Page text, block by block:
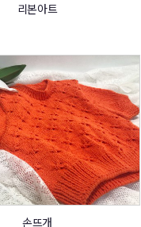
리본아트
손뜨개